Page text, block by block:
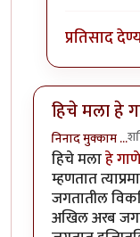
प्रतिसाद
हिचे मला हे
निनाद मुक्काम …
हिचे मलाहे गाणे
म्हणतात
जगतातील
अखिल अरब